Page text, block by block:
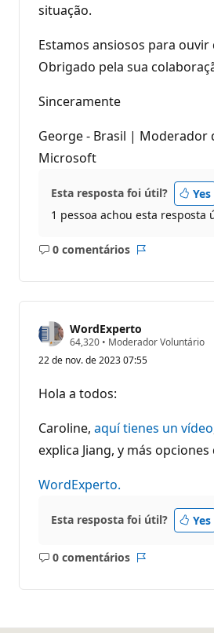
situação.
Estamos ansiosos para ouvir
Obrigado pela sua
Sinceramente
George - Brasil | Moderador
Microsoft
Esta resposta foi útil? Yes
1 pessoa achou esta resposta
0 comentários
Sem
WordExperto
64,320 P
n
o
s
e
r
e
p
t
ã
• Moderador Voluntário
22 de nov. de 2023 07:55
Hola a todos:
Caroline, aquí tienes un vídeo
explica Jiang, y más
WordExperto.
Esta resposta foi útil? Yes
0 comentários
Sem